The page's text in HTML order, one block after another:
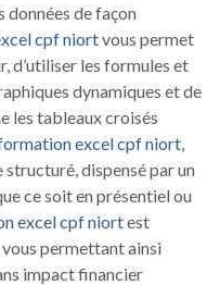
données de façon
cpf niortvous permet
d’utiliser les formules et
dynamiques et de
les tableaux croisés
excel cpf niort
structuré, dispensé par un
ce soit en présentiel ou
excel cpf niortest
permettant ainsi
impact financier